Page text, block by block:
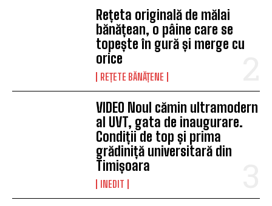
Rețeta originală de mălai
bănățean, o pâine care se
topește în gură și merge cu
orice
REȚETE BĂNĂȚENE
VIDEO Noul cămin ultramodern
al UVT, gata de inaugurare.
Condiții de top și prima
grădiniță universitară din
Timișoara
INEDIT